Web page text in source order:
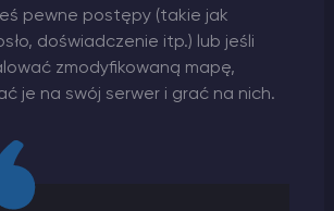
pewne postępy (takie jak
doświadczenie itp.) lub jeśli
zmodyfikowaną mapę,
je na swój serwer i grać na nich.